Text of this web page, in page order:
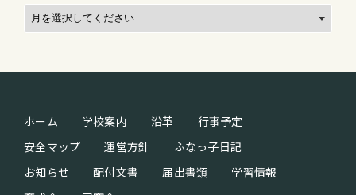
ホーム 学校案内 沿革
行事予定
安全マップ
運営方針
ふなっ子日記
お知らせ
配付文書 届出書類
学習情報